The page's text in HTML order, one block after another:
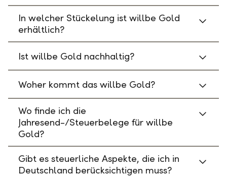
In welcher Stückelung ist willbe Gold
erhältlich?
Ist willbe Gold nachhaltig?
Woher kommt das willbe Gold?
Wo finde ich die
Jahresend-/Steuerbelege für willbe
Gold?
Gibt es steuerliche Aspekte, die ich in
Deutschland berücksichtigen muss?